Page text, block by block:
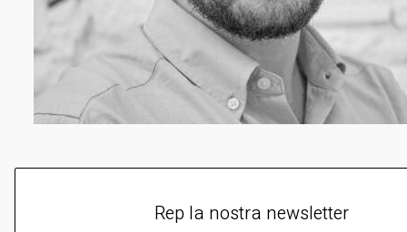
Rep la nostra newsletter